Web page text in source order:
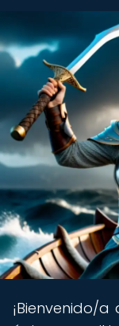
¡Bienvenido/a